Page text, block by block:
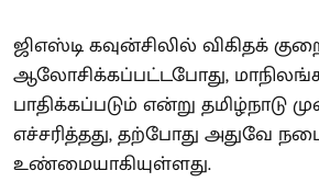
ஜிஎஸ்டி கவுன்சிலில் விகிதக்
ஆலோசிக்கப்பட்டபோது,
பாதிக்கப்படும் என்று தமிழ்நாடு
எச்சரித்தது, தற்போது அதுவே
உண்மையாகியுள்ளது.